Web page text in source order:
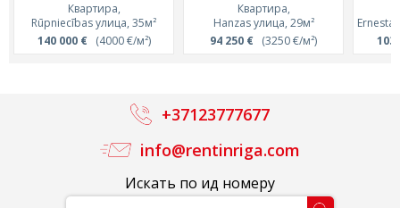
Квартира,
Rūpniecības улица, 35м²
140 000 €(4000 €/м²)
Квартира,
Hanzas улица, 29м²
94 250 € (3250 €/м²)
Ernesta
103
Искать по ид номеру
info@rentinriga.com
+37123777677